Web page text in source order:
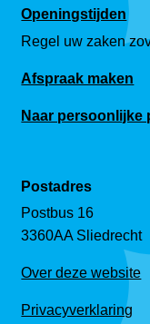
Openingstijden
Regel uw zaken
Afspraak maken
Naar persoonlijke
Postadres
Postbus 16
3360AA Sliedrecht
Over deze website
Privacyverklaring